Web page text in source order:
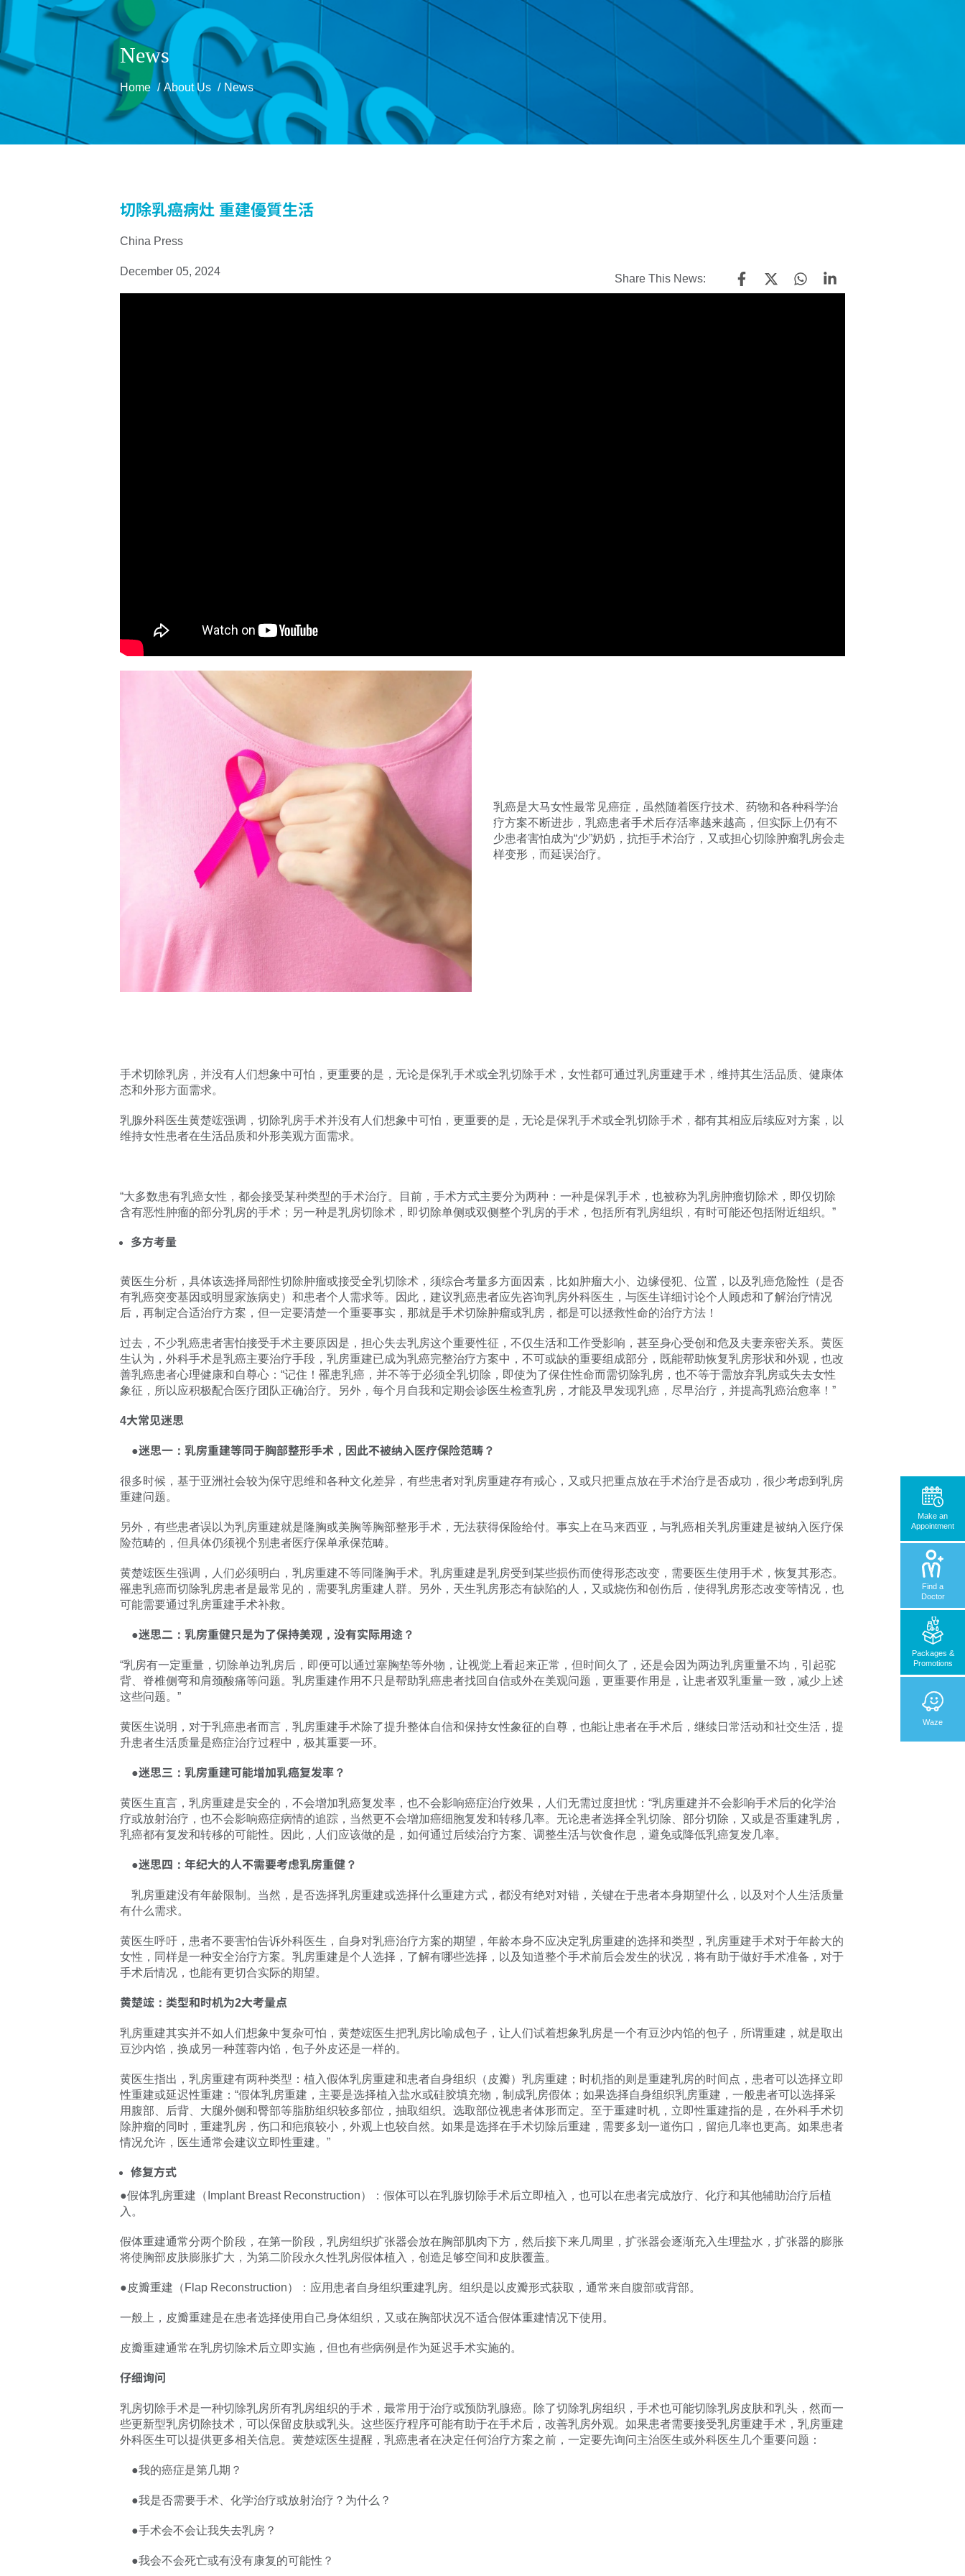
News
Home About Us News
切除乳癌病灶 重建優質生活
China Press
December 05, 2024
Share This News:
乳癌是大马女性最常见癌症，虽然随着医疗技术、药物和各种科学治
疗方案不断进步，乳癌患者手术后存活率越来越高，但实际上仍有不
少患者害怕成为“少”奶奶，抗拒手术治疗，又或担心切除肿瘤乳房会走
样变形，而延误治疗。
手术切除乳房，并没有人们想象中可怕，更重要的是，无论是保乳手术或全乳切除手术，女性都可通过乳房重建手术，维持其生活品质、健康体
态和外形方面需求。
乳腺外科医生黄楚竤强调，切除乳房手术并没有人们想象中可怕，更重要的是，无论是保乳手术或全乳切除手术，都有其相应后续应对方案，以
维持女性患者在生活品质和外形美观方面需求。
“大多数患有乳癌女性，都会接受某种类型的手术治疗。目前，手术方式主要分为两种：一种是保乳手术，也被称为乳房肿瘤切除术，即仅切除
含有恶性肿瘤的部分乳房的手术；另一种是乳房切除术，即切除单侧或双侧整个乳房的手术，包括所有乳房组织，有时可能还包括附近组织。”
多方考量
黄医生分析，具体该选择局部性切除肿瘤或接受全乳切除术，须综合考量多方面因素，比如肿瘤大小、边缘侵犯、位置，以及乳癌危险性（是否
有乳癌突变基因或明显家族病史）和患者个人需求等。因此，建议乳癌患者应先咨询乳房外科医生，与医生详细讨论个人顾虑和了解治疗情况
后，再制定合适治疗方案，但一定要清楚一个重要事实，那就是手术切除肿瘤或乳房，都是可以拯救性命的治疗方法！
过去，不少乳癌患者害怕接受手术主要原因是，担心失去乳房这个重要性征，不仅生活和工作受影响，甚至身心受创和危及夫妻亲密关系。黄医
生认为，外科手术是乳癌主要治疗手段，乳房重建已成为乳癌完整治疗方案中，不可或缺的重要组成部分，既能帮助恢复乳房形状和外观，也改
善乳癌患者心理健康和自尊心：“记住！罹患乳癌，并不等于必须全乳切除，即使为了保住性命而需切除乳房，也不等于需放弃乳房或失去女性
象征，所以应积极配合医疗团队正确治疗。另外，每个月自我和定期会诊医生检查乳房，才能及早发现乳癌，尽早治疗，并提高乳癌治愈率！”
4大常见迷思
●迷思一：乳房重建等同于胸部整形手术，因此不被纳入医疗保险范畴？
很多时候，基于亚洲社会较为保守思维和各种文化差异，有些患者对乳房重建存有戒心，又或只把重点放在手术治疗是否成功，很少考虑到乳房
重建问题。
另外，有些患者误以为乳房重建就是隆胸或美胸等胸部整形手术，无法获得保险给付。事实上在马来西亚，与乳癌相关乳房重建是被纳入医疗保
险范畴的，但具体仍须视个别患者医疗保单承保范畴。
黄楚竤医生强调，人们必须明白，乳房重建不等同隆胸手术。乳房重建是乳房受到某些损伤而使得形态改变，需要医生使用手术，恢复其形态。
罹患乳癌而切除乳房患者是最常见的，需要乳房重建人群。另外，天生乳房形态有缺陷的人，又或烧伤和创伤后，使得乳房形态改变等情况，也
可能需要通过乳房重建手术补救。
●迷思二：乳房重健只是为了保持美观，没有实际用途？
“乳房有一定重量，切除单边乳房后，即便可以通过塞胸垫等外物，让视觉上看起来正常，但时间久了，还是会因为两边乳房重量不均，引起驼
背、脊椎侧弯和肩颈酸痛等问题。乳房重建作用不只是帮助乳癌患者找回自信或外在美观问题，更重要作用是，让患者双乳重量一致，减少上述
这些问题。”
黄医生说明，对于乳癌患者而言，乳房重建手术除了提升整体自信和保持女性象征的自尊，也能让患者在手术后，继续日常活动和社交生活，提
升患者生活质量是癌症治疗过程中，极其重要一环。
●迷思三：乳房重建可能增加乳癌复发率？
黄医生直言，乳房重建是安全的，不会增加乳癌复发率，也不会影响癌症治疗效果，人们无需过度担忧：“乳房重建并不会影响手术后的化学治
疗或放射治疗，也不会影响癌症病情的追踪，当然更不会增加癌细胞复发和转移几率。无论患者选择全乳切除、部分切除，又或是否重建乳房，
乳癌都有复发和转移的可能性。因此，人们应该做的是，如何通过后续治疗方案、调整生活与饮食作息，避免或降低乳癌复发几率。
●迷思四：年纪大的人不需要考虑乳房重健？
乳房重建没有年龄限制。当然，是否选择乳房重建或选择什么重建方式，都没有绝对对错，关键在于患者本身期望什么，以及对个人生活质量
有什么需求。
黄医生呼吁，患者不要害怕告诉外科医生，自身对乳癌治疗方案的期望，年龄本身不应决定乳房重建的选择和类型，乳房重建手术对于年龄大的
女性，同样是一种安全治疗方案。乳房重建是个人选择，了解有哪些选择，以及知道整个手术前后会发生的状况，将有助于做好手术准备，对于
手术后情况，也能有更切合实际的期望。
黄楚竤：类型和时机为2大考量点
乳房重建其实并不如人们想象中复杂可怕，黄楚竤医生把乳房比喻成包子，让人们试着想象乳房是一个有豆沙内馅的包子，所谓重建，就是取出
豆沙内馅，换成另一种莲蓉内馅，包子外皮还是一样的。
黄医生指出，乳房重建有两种类型：植入假体乳房重建和患者自身组织（皮瓣）乳房重建；时机指的则是重建乳房的时间点，患者可以选择立即
性重建或延迟性重建：“假体乳房重建，主要是选择植入盐水或硅胶填充物，制成乳房假体；如果选择自身组织乳房重建，一般患者可以选择采
用腹部、后背、大腿外侧和臀部等脂肪组织较多部位，抽取组织。选取部位视患者体形而定。至于重建时机，立即性重建指的是，在外科手术切
除肿瘤的同时，重建乳房，伤口和疤痕较小，外观上也较自然。如果是选择在手术切除后重建，需要多划一道伤口，留疤几率也更高。如果患者
情况允许，医生通常会建议立即性重建。”
修复方式
●假体乳房重建（Implant Breast Reconstruction）：假体可以在乳腺切除手术后立即植入，也可以在患者完成放疗、化疗和其他辅助治疗后植
入。
假体重建通常分两个阶段，在第一阶段，乳房组织扩张器会放在胸部肌肉下方，然后接下来几周里，扩张器会逐渐充入生理盐水，扩张器的膨胀
将使胸部皮肤膨胀扩大，为第二阶段永久性乳房假体植入，创造足够空间和皮肤覆盖。
●皮瓣重建（Flap Reconstruction）：应用患者自身组织重建乳房。组织是以皮瓣形式获取，通常来自腹部或背部。
一般上，皮瓣重建是在患者选择使用自己身体组织，又或在胸部状况不适合假体重建情况下使用。
皮瓣重建通常在乳房切除术后立即实施，但也有些病例是作为延迟手术实施的。
仔细询问
乳房切除手术是一种切除乳房所有乳房组织的手术，最常用于治疗或预防乳腺癌。除了切除乳房组织，手术也可能切除乳房皮肤和乳头，然而一
些更新型乳房切除技术，可以保留皮肤或乳头。这些医疗程序可能有助于在手术后，改善乳房外观。如果患者需要接受乳房重建手术，乳房重建
外科医生可以提供更多相关信息。黄楚竤医生提醒，乳癌患者在决定任何治疗方案之前，一定要先询问主治医生或外科医生几个重要问题：
●我的癌症是第几期？
●我是否需要手术、化学治疗或放射治疗？为什么？
●手术会不会让我失去乳房？
●我会不会死亡或有没有康复的可能性？
Make an
Appointment
Find a
Doctor
Packages &
Promotions
Waze